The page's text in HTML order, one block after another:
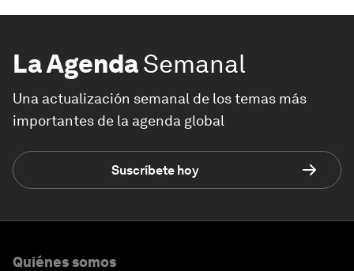
La AgendaSemanal
Una actualización semanal de los temas más
importantes de la agenda global
Suscríbete hoy
Quiénes somos